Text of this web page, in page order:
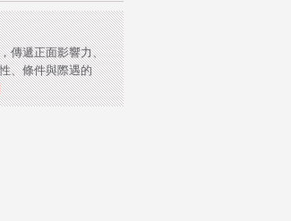
傳遞正面影響力、
、條件與際遇的